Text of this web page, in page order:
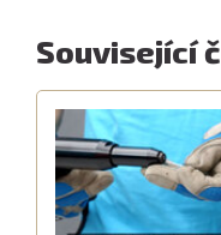
Související